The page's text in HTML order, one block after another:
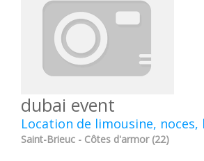
dubai event
Location de limousine, noces,
Saint-Brieuc - Côtes d'armor (22)